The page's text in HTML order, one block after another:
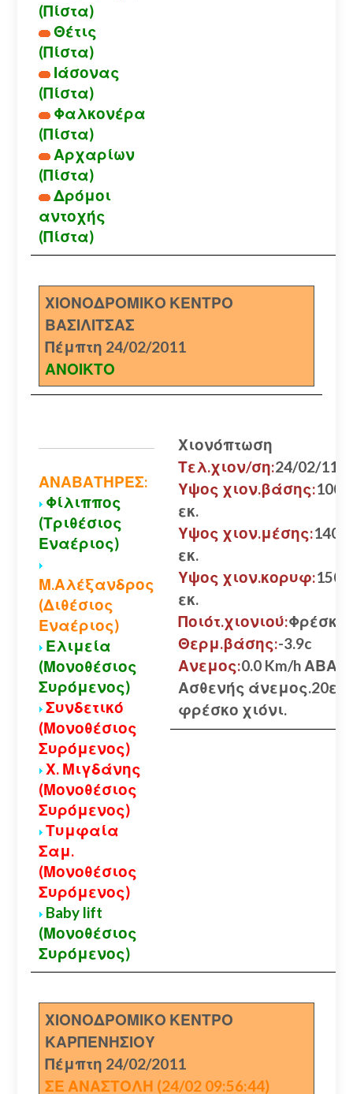
(Πίστα)
Θέτις
(Πίστα)
Ιάσονας
(Πίστα)
Φαλκονέρα
(Πίστα)
Αρχαρίων
(Πίστα)
Δρόμοι
αντοχής
(Πίστα)
ΧΙΟΝΟΔΡΟΜΙΚΟ ΚΕΝΤΡΟ
ΒΑΣΙΛΙΤΣΑΣ
Πέμπτη 24/02/2011
ΑΝΟΙΚΤΟ
ΑΝΑΒΑΤΗΡΕΣ:
Φίλιππος
(Τριθέσιος
Εναέριος)
Μ.Αλέξανδρος
(Διθέσιος
Εναέριος)
Ελιμεία
(Μονοθέσιος
Συρόμενος)
Συνδετικό
(Μονοθέσιος
Συρόμενος)
Χ. Μιγδάνης
(Μονοθέσιος
Συρόμενος)
Τυμφαία
Σαμ.
(Μονοθέσιος
Συρόμενος)
Baby lift
(Μονοθέσιος
Συρόμενος)
Χιονόπτωση
Τελ.χιον/ση:24/02/11
Υψος χιον.βάσης:100
εκ.
Υψος χιον.μέσης:140
εκ.
Υψος χιον.κορυφ:150
εκ.
Ποιότ.χιονιού:Φρέσκο
Θερμ.βάσης:-3.9c
Ανεμος:0.0 Km/h ΑΒΑ
Ασθενής άνεμος.20εκ
φρέσκο χιόνι.
ΧΙΟΝΟΔΡΟΜΙΚΟ ΚΕΝΤΡΟ
ΚΑΡΠΕΝΗΣΙΟΥ
Πέμπτη 24/02/2011
ΣΕ ΑΝΑΣΤΟΛΗ (24/02 09:56:44)